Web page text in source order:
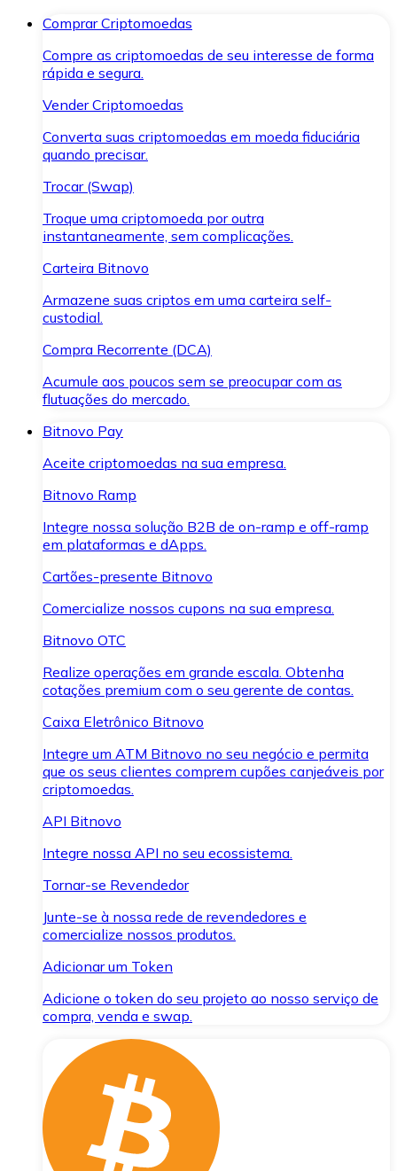
Comprar Criptomoedas
Compre as criptomoedas de seu interesse de forma
rápida e segura.
Vender Criptomoedas
Converta suas criptomoedas em moeda fiduciária
quando precisar.
Trocar (Swap)
Troque uma criptomoeda por outra
instantaneamente, sem complicações.
Carteira Bitnovo
Armazene suas criptos em uma carteira self-
custodial.
Compra Recorrente (DCA)
Acumule aos poucos sem se preocupar com as
flutuações do mercado.
Bitnovo Pay
Aceite criptomoedas na sua empresa.
Bitnovo Ramp
Integre nossa solução B2B de on-ramp e off-ramp
em plataformas e dApps.
Cartões-presente Bitnovo
Comercialize nossos cupons na sua empresa.
Bitnovo OTC
Realize operações em grande escala. Obtenha
cotações premium com o seu gerente de contas.
Caixa Eletrônico Bitnovo
Integre um ATM Bitnovo no seu negócio e permita
que os seus clientes comprem cupões canjeáveis por
criptomoedas.
API Bitnovo
Integre nossa API no seu ecossistema.
Tornar-se Revendedor
Junte-se à nossa rede de revendedores e
comercialize nossos produtos.
Adicionar um Token
Adicione o token do seu projeto ao nosso serviço de
compra, venda e swap.